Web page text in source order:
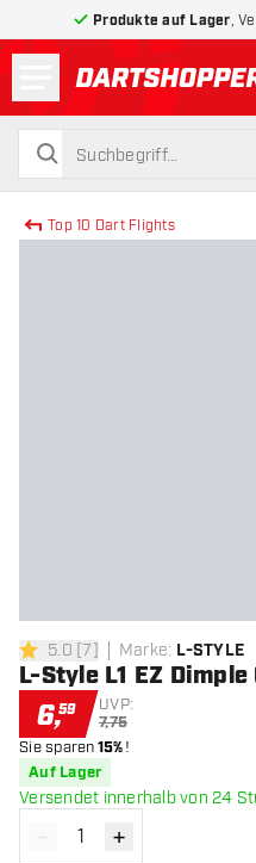
Produkte auf Lager ,
zurück
suchen
suchen
Top 10 Dart Flights
5 Bewertungssterne
5.0 [7] Marke: L-STYLE
L-Style L1 EZ
6,59 UVP:
7,75
Sie sparen15%!
Auf Lager
Versendet innerhalb von 24
Menge verringern
- Menge erhöhen
+